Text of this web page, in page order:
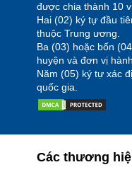
được chia thành 10
Hai (02) ký tự đầu
thuộc Trung ương.
Ba (03) hoặc bốn
huyện và đơn vị
Năm (05) ký tự xác
quốc gia.
Các thương